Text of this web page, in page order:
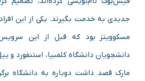
جدیدی به خدمت بگیرند. یکی از این
مسکوویتز بود که قبل از این
دانشجویان دانشگاه کلمبیا، استنفورد و
مارک قصد داشت دوباره به دانشگاه